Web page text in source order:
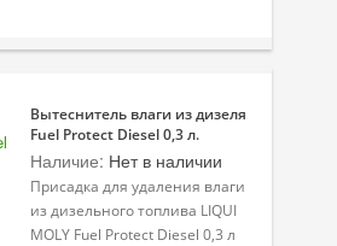
Вытеснитель влаги из дизеля
Fuel Protect Diesel 0,3 л.
Наличие: Нет в наличии
Присадка для удаления влаги
из дизельного топлива LIQUI
MOLY Fuel Protect Diesel 0,3 л